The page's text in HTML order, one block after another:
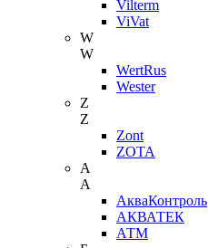
Vilterm
ViVat
W
W
WertRus
Wester
Z
Z
Zont
ZOTA
А
А
АкваКонтроль
АКВАТЕК
АТМ